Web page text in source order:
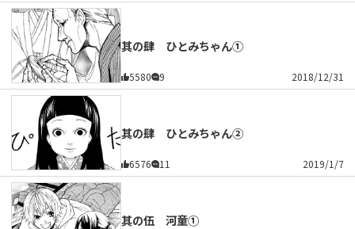
其の肆 ひとみちゃん①
5580 9 2018/12/31
其の肆 ひとみちゃん②
6576 11 2019/1/7
其の伍 河童①